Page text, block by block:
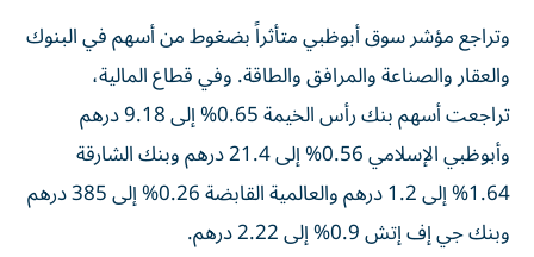
وتراجع مؤشر سوق أبوظبي متأثراً بضغوط من أسهم في البنوك
والعقار والصناعة والمرافق والطاقة. وفي قطاع المالية،
تراجعت أسهم بنك رأس الخيمة 0.65% إلى 9.18 درهم
وأبوظبي الإسلامي 0.56% إلى 21.4 درهم وبنك الشارقة
1.64% إلى 1.2 درهم والعالمية القابضة 0.26% إلى 385 درهم
وبنك جي إف إتش 0.9% إلى 2.22 درهم.